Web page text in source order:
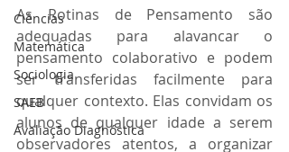
Ciências
Matemática
Sociologia
SAEB
Avaliação Diagnóstica
As Rotinas de Pensamento são
adequadas para alavancar o
pensamento colaborativo e podem
ser transferidas facilmente para
qualquer contexto. Elas convidam os
alunos de qualquer idade a serem
observadores atentos, a organizar